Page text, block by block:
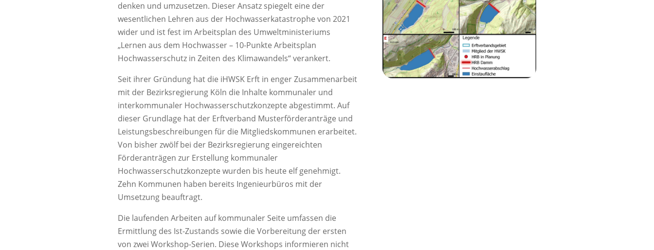
denken und umzusetzen. Dieser Ansatz spiegelt eine der
wesentlichen Lehren aus der Hochwasserkatastrophe von 2021
wider und ist fest im Arbeitsplan des Umweltministeriums
„Lernen aus dem Hochwasser – 10-Punkte Arbeitsplan
Hochwasserschutz in Zeiten des Klimawandels“ verankert.
Seit ihrer Gründung hat die iHWSK Erft in enger Zusammenarbeit
mit der Bezirksregierung Köln die Inhalte kommunaler und
interkommunaler Hochwasserschutzkonzepte abgestimmt. Auf
dieser Grundlage hat der Erftverband Musterförderanträge und
Leistungsbeschreibungen für die Mitgliedskommunen erarbeitet.
Von bisher zwölf bei der Bezirksregierung eingereichten
Förderanträgen zur Erstellung kommunaler
Hochwasserschutzkonzepte wurden bis heute elf genehmigt.
Zehn Kommunen haben bereits Ingenieurbüros mit der
Umsetzung beauftragt.
Die laufenden Arbeiten auf kommunaler Seite umfassen die
Ermittlung des Ist-Zustands sowie die Vorbereitung der ersten
von zwei Workshop-Serien. Diese Workshops informieren nicht